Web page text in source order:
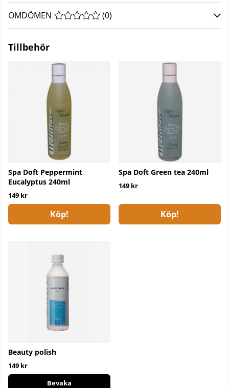
OMDÖMEN MEDELBETYG 0 AV 5 ANTAL BETYG 0
(0)
Tillbehör
Spa Doft Peppermint
Eucalyptus 240ml
149 kr
Köp!
Spa Doft Green tea 240ml
149 kr
Köp!
Beauty polish
149 kr
Bevaka